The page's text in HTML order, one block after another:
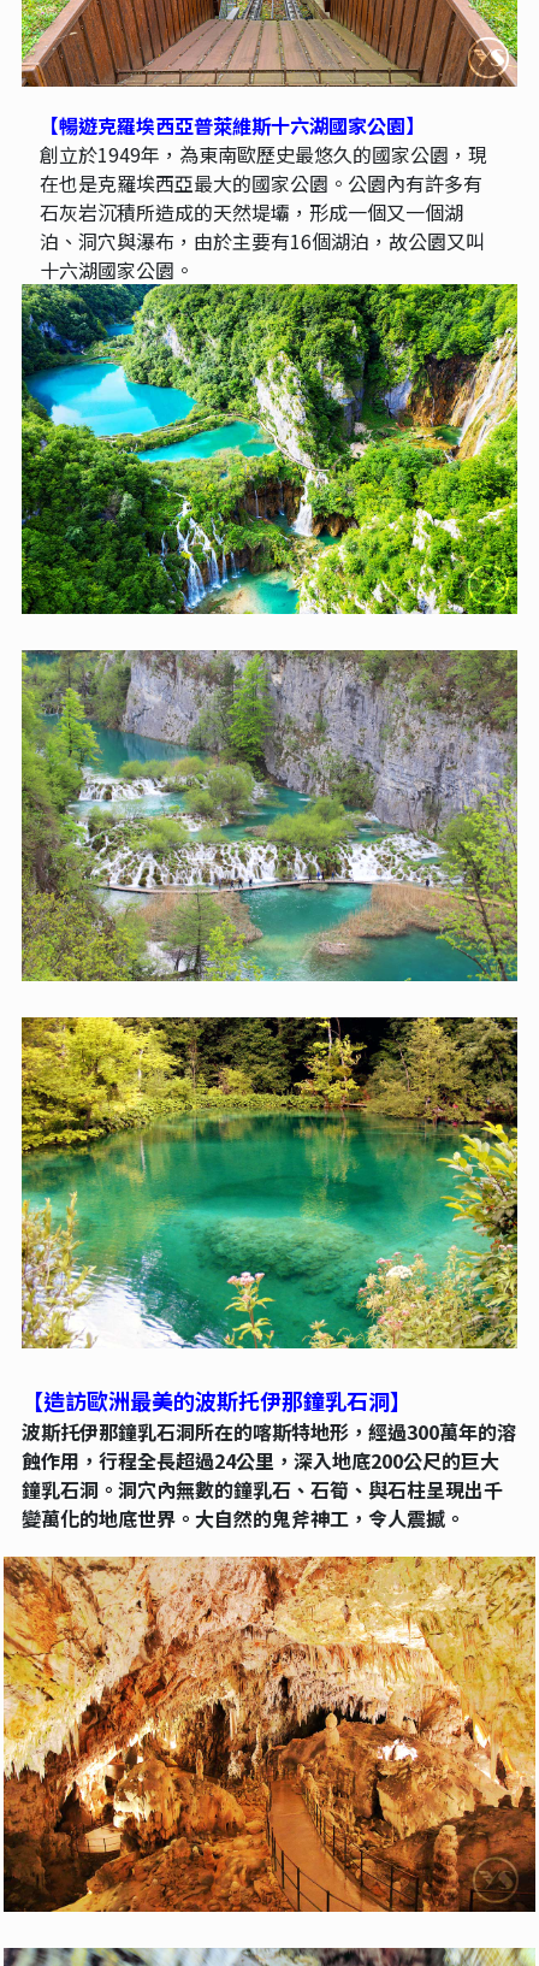
【暢遊克羅埃西亞普萊維斯十六湖國家公園】
創立於1949年，為東南歐歷史最悠久的國家公園，現
在也是克羅埃西亞最大的國家公園。公園內有許多有
石灰岩沉積所造成的天然堤壩，形成一個又一個湖
泊、洞穴與瀑布，由於主要有16個湖泊，故公園又叫
十六湖國家公園。
【造訪歐洲最美的波斯托伊那鐘乳石洞】
波斯托伊那鐘乳石洞所在的喀斯特地形，經過300萬年的溶
蝕作用，行程全長超過24公里，深入地底200公尺的巨大
鐘乳石洞。洞穴內無數的鐘乳石、石筍、與石柱呈現出千
變萬化的地底世界。大自然的鬼斧神工，令人震撼。